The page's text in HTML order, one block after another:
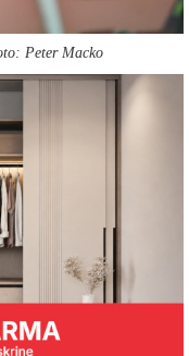
Peter Macko